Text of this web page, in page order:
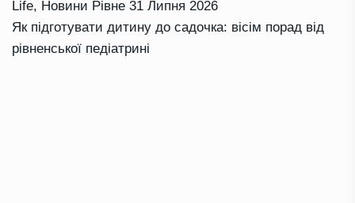
Life, Новини Рівне 31 Липня 2026
Як підготувати дитину до садочка: вісім порад від
рівненської педіатрині